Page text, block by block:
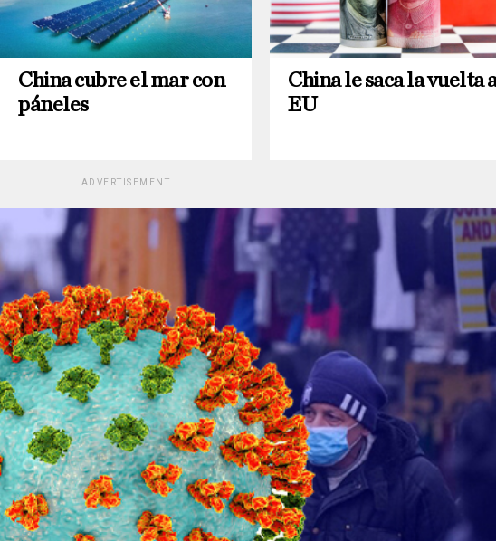
China cubre el mar con
páneles
China le saca la vuelta
EU
ADVERTISEMENT